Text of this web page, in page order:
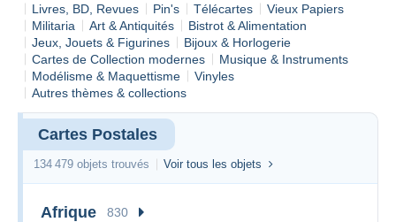
Livres, BD, Revues
Pin's Télécartes
Vieux Papiers
Militaria
Art & Antiquités
Bistrot & Alimentation
Jeux, Jouets & Figurines
Bijoux & Horlogerie
Cartes de Collection modernes
Musique & Instruments
Modélisme & Maquettisme
Vinyles
Autres thèmes & collections
Cartes Postales
134 479 objets trouvés Voir tous les objets
Afrique 830